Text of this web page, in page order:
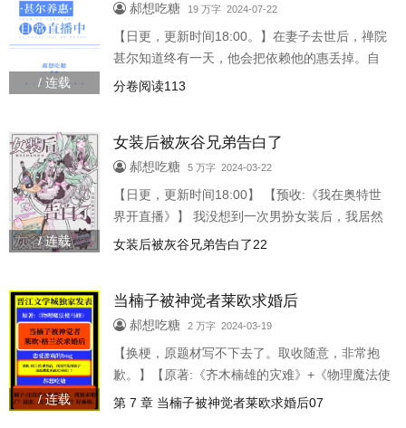
他。 这任务很感人，也很艰巨。 我看着和茶朔洵
一样的十岁身体，泪如雨下。 我还没长成能够保
护他的靠谱模样，还有他根本没有注意
/ 连载
郝想吃糖 19 万字 2024-07-22
【日更，更新时间18:00。】在妻子去世后，禅院
甚尔知道终有一天，他会把依赖他的惠丢掉。自
己并不适合守护什么，他也守护不了什么。所谓
分卷阅读113
/ 连载
女装后被灰谷兄弟告白了
郝想吃糖 5 万字 2024-03-22
【日更，更新时间18:00】 【预收:《我在奥特世
界开直播》】 我没想到一次男扮女装后，我居然
被别人告白了。 告白的人是一个有着两个麻花
碍我将性别写在牌子上，泼对方凉水。 「不好意
思，我是男的。」 灰谷兰还很淡定，只看了一
眼，又问我要不要交往。 我觉得他的脑袋有问
题，便直接拒绝。 但他并没有放弃，使用了钞能
女装后被灰谷兄弟告白了22
/ 连载
当楠子被神觉者莱欧求婚后
郝想吃糖 2 万字 2024-03-19
【换梗，原题材写不下去了。取收随意，非常抱
歉。】【原著:《齐木楠雄的灾难》+《物理魔法使
马修》】【不申榜，不入v，短篇】文案:上大学的
第 7 章 当楠子被神觉者莱欧求婚后07